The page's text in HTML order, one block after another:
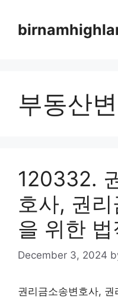
content
부동산
120332.
호사, 권
을 위한 법
December 3, 2024
권리금소송변호사,